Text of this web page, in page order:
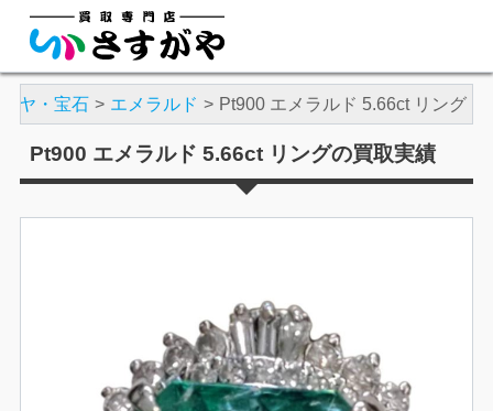
ヤ・宝石 エメラルド Pt900 エメラルド 5.66ct リング
Pt900 エメラルド 5.66ct リングの買取実績